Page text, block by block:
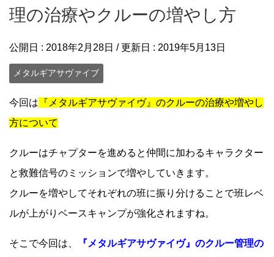
理の治療やクルーの増やし方
公開日 : 2018年2月28日 / 更新日 : 2019年5月13日
メタルギアサヴァイブ
今回は 『メタルギアサヴァイヴ』のクルーの治療や増やし
方について
クルーはチャプターを進めると仲間に加わるキャラクター
と救難信号のミッションで増やしていきます。
クルーを増やしてそれぞれの班に振り分けることで班レベ
ルが上がりベースキャンプが強化されますね。
そこで今回は、
『メタルギアサヴァイヴ』のクルー管理の